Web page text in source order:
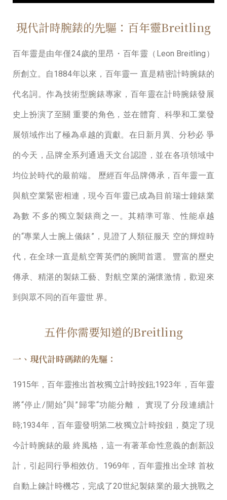
現代計時腕錶的先驅：百年靈Breitling
百年靈是由年僅24歲的里昂・百年靈（Leon Breitling）
所創立。⾃1884年以來，百年靈⼀ 直是精密計時腕錶的
代名詞。作為技術型腕錶專家，百年靈在計時腕錶發展
史上扮演了⾄關 重要的角色，並在體育、科學和⼯業發
展領域作出了極為卓越的貢獻。在日新月異、分秒必 爭
的今天，品牌全系列通過天⽂台認證，並在各項領域中
均位於時代的最前端。 歷經百年品牌傳承，百年靈⼀直
與航空業緊密相連，現今百年靈已成為⽬前瑞⼠鐘錶業
為數 不多的獨立製錶商之⼀。其精準可靠、性能卓越
的“專業⼈⼠腕上儀錶”，⾒證了人類征服天 空的輝煌時
代，在全球一直是航空菁英們的腕間⾸選。 豐富的歷史
傳承、精湛的製錶⼯藝、對航空業的滿懷激情，歡迎來
到與眾不同的百年靈世 界。
五件你需要知道的Breitling
一、現代計時碼錶的先驅：
1915年，百年靈推出首枚獨立計時按鈕;1923年，百年靈
將“停⽌/開始“與”歸零“功能分離， 實現了分段連續計
時;1934年，百年靈發明第⼆枚獨立計時按鈕，奠定了現
今計時腕錶的最 終風格，這⼀有著⾰命性意義的創新設
計，引起同⾏爭相效仿。1969年，百年靈推出全球 ⾸枚
⾃動上鍊計時機芯，完成了20世紀製錶業的最⼤挑戰之